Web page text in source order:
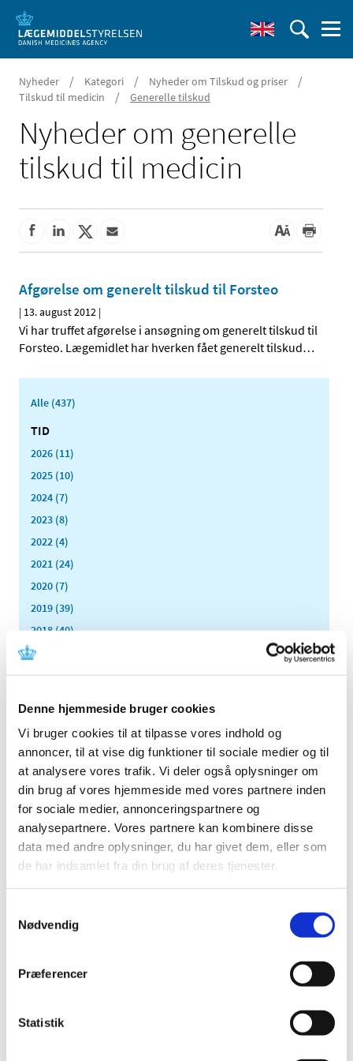
Denne hjemmeside bruger cookies
Vi bruger cookies til at tilpasse vores indhold og
annoncer, til at vise dig funktioner til sociale medier og til
at analysere vores trafik. Vi deler også oplysninger om
din brug af vores hjemmeside med vores partnere inden
for sociale medier, annonceringspartnere og
analysepartnere. Vores partnere kan kombinere disse
data med andre oplysninger, du har givet dem, eller som
de har indsamlet fra din brug af deres tjenester.
Nødvendig
Præferencer
Statistik
Nyheder / Kategori / Nyheder om Tilskud og priser /
Tilskud til medicin / Generelle tilskud
Nyheder om generelle
tilskud til medicin
Afgørelse om generelt tilskud til Forsteo
| 13. august 2012 |
Vi har truffet afgørelse i ansøgning om generelt tilskud til
Forsteo. Lægemidlet har hverken fået generelt tilskud…
Alle (437)
TID
2026 (11)
2025 (10)
2024 (7)
2023 (8)
2022 (4)
2021 (24)
2020 (7)
2019 (39)
2018 (40)
2017 (31)
2016 (42)
2014 (44)
2013 (44)
2012 (41)
december (1)
november (6)
oktober (4)
september (7)
august (1)
juli (4)
maj (1)
marts (3)
2011 (13)